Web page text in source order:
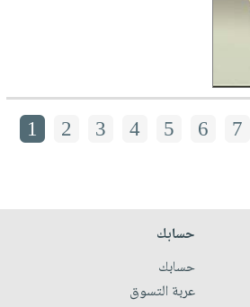
1 2 3 4 5 6 7
حسابك
حسابك
عربة التسوق